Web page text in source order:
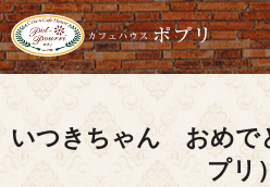
いつきちゃん おめで
プリ）